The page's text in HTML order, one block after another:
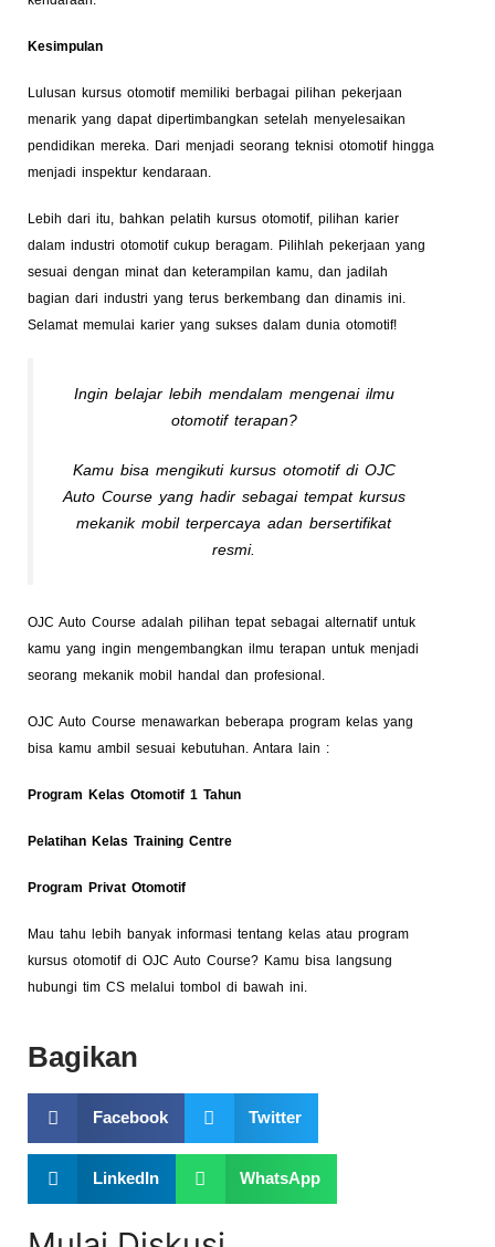
Kesimpulan
Lulusan kursus otomotif memiliki berbagai pilihan pekerjaan
menarik yang dapat dipertimbangkan setelah menyelesaikan
pendidikan mereka. Dari menjadi seorang teknisi otomotif hingga
menjadi inspektur kendaraan.
Lebih dari itu, bahkan pelatih kursus otomotif, pilihan karier
dalam industri otomotif cukup beragam. Pilihlah pekerjaan yang
sesuai dengan minat dan keterampilan kamu, dan jadilah
bagian dari industri yang terus berkembang dan dinamis ini.
Selamat memulai karier yang sukses dalam dunia otomotif!
Ingin belajar lebih mendalam mengenai ilmu
otomotif terapan?
Kamu bisa mengikuti kursus otomotif di OJC
Auto Course yang hadir sebagai tempat kursus
mekanik mobil terpercaya adan bersertifikat
resmi.
OJC Auto Course adalah pilihan tepat sebagai alternatif untuk
kamu yang ingin mengembangkan ilmu terapan untuk menjadi
seorang mekanik mobil handal dan profesional.
OJC Auto Course menawarkan beberapa program kelas yang
bisa kamu ambil sesuai kebutuhan. Antara lain :
Program Kelas Otomotif 1 Tahun
Pelatihan Kelas Training Centre
Program Privat Otomotif
Mau tahu lebih banyak informasi tentang kelas atau program
kursus otomotif di OJC Auto Course? Kamu bisa langsung
hubungi tim CS melalui tombol di bawah ini.
Bagikan
Facebook Twitter
LinkedIn WhatsApp